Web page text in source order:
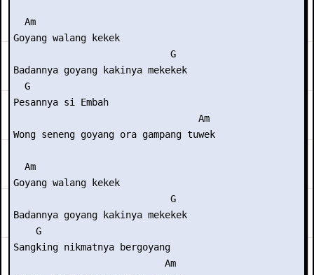
  Am
Goyang walang kekek
                            G
Badannya goyang kakinya mekekek
  G
Pesannya si Embah
                                 Am
Wong seneng goyang ora gampang tuwek
  Am
Goyang walang kekek
                            G
Badannya goyang kakinya mekekek
    G
Sangking nikmatnya bergoyang
                           Am